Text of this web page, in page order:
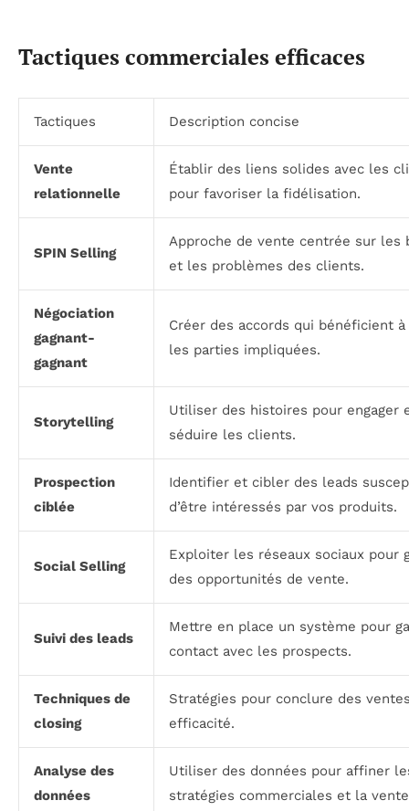
Tactiques commerciales efficaces
Tactiques Description concise
Vente
relationnelle
Établir des liens solides avec les
pour favoriser la fidélisation.
SPIN Selling
Approche de vente centrée sur les
et les problèmes des clients.
Négociation
gagnant-
gagnant
Créer des accords qui bénéficient
les parties impliquées.
Storytelling
Utiliser des histoires pour engager
séduire les clients.
Prospection
ciblée
Identifier et cibler des leads
d’être intéressés par vos produits.
Social Selling
Exploiter les réseaux sociaux pour
des opportunités de vente.
Suivi des leads
Mettre en place un système pour
contact avec les prospects.
Techniques de
closing
Stratégies pour conclure des
efficacité.
Analyse des
données
Utiliser des données pour affiner
stratégies commerciales et la